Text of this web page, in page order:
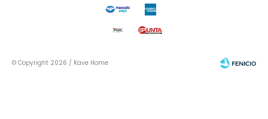
© Copyright 2026 / Kave Home